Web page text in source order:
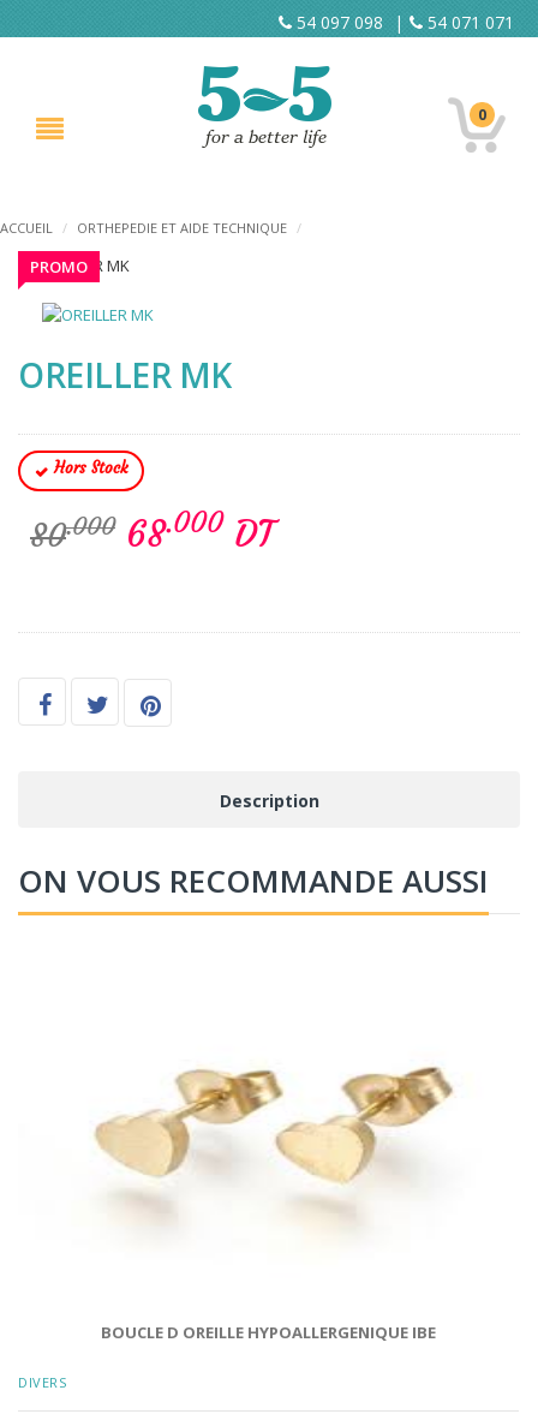
54 097 098 | 54 071 071
0
ACCUEIL / ORTHEPEDIE ET AIDE TECHNIQUE /
PROMO
OREILLER MK
Hors Stock
80.000 68.000DT
Description
ON VOUS RECOMMANDE AUSSI
BOUCLE D OREILLE HYPOALLERGENIQUE IBE
DIVERS